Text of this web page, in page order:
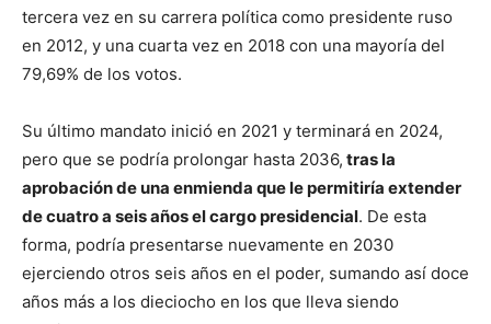
tercera vez en su carrera política como presidente ruso
en 2012, y una cuarta vez en 2018 con una mayoría del
79,69% de los votos.
Su último mandato inició en 2021 y terminará en 2024,
pero que se podría prolongar hasta 2036, tras la
aprobación de una enmienda que le permitiría extender
de cuatro a seis años el cargo presidencial. De esta
forma, podría presentarse nuevamente en 2030
ejerciendo otros seis años en el poder, sumando así doce
años más a los dieciocho en los que lleva siendo